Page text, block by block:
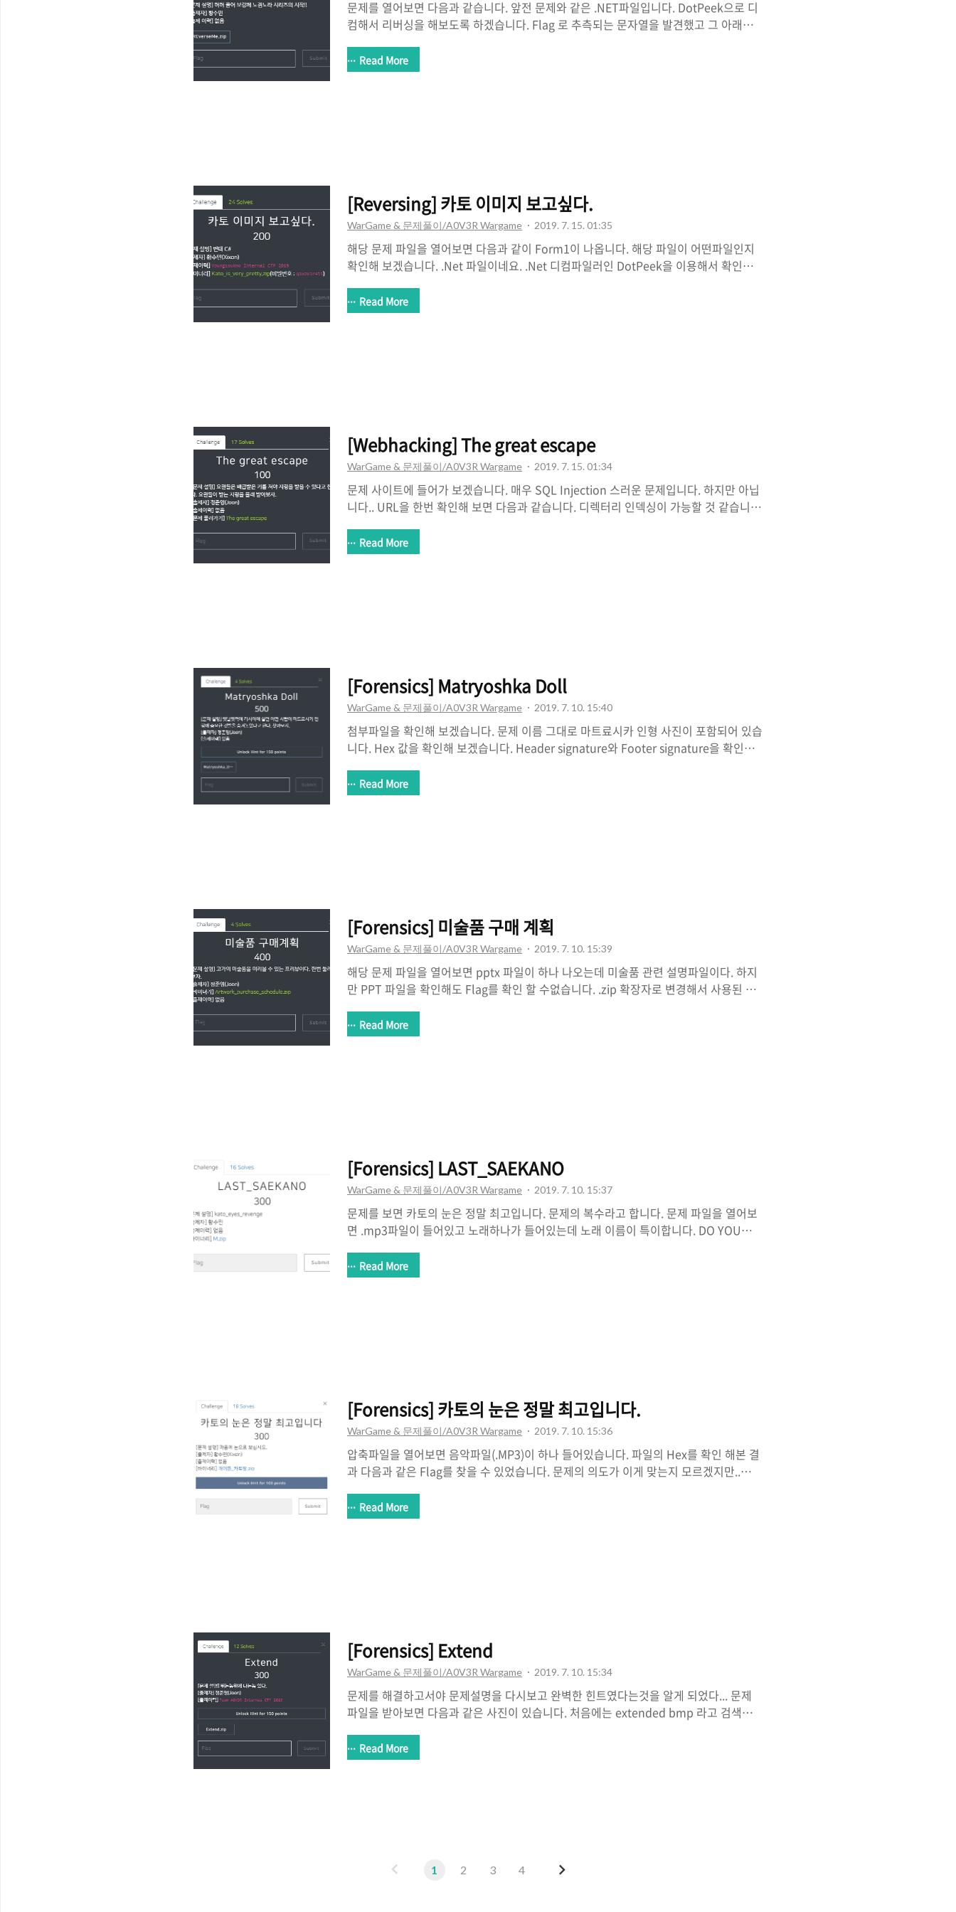
문제를 열어보면 다음과 같습니다. 앞전 문제와 같은 .NET파일입니다. DotPeek으로 디
컴해서 리버싱을 해보도록 하겠습니다. Flag 로 추측되는 문자열을 발견했고 그 아래에
보겠습니다. 간단하게 짜서 결과를 확인해 보면 Flag가 나옵니다.
Read More
[Reversing] 카토 이미지 보고싶다.
WarGame & 문제풀이/A0V3R Wargame 2019. 7. 15. 01:35
해당 문제 파일을 열어보면 다음과 같이 Form1이 나옵니다. 해당 파일이 어떤파일인지
확인해 보겠습니다. .Net 파일이네요. .Net 디컴파일러인 DotPeek을 이용해서 확인해
Read More
[Webhacking] The great escape
WarGame & 문제풀이/A0V3R Wargame 2019. 7. 15. 01:34
문제 사이트에 들어가 보겠습니다. 매우 SQL Injection 스러운 문제입니다. 하지만 아닙
니다.. URL을 한번 확인해 보면 다음과 같습니다. 디렉터리 인덱싱이 가능할 것 같습니
가서 위쪽 php 코드를 한번 확인해 보면 pass인 입력창에
WhenDoesNewGameGen.3Release...를 입력하면 Flag 가 출력되는 구조 입니다.
Read More
[Forensics] Matryoshka Doll
WarGame & 문제풀이/A0V3R Wargame 2019. 7. 10. 15:40
첨부파일을 확인해 보겠습니다. 문제 이름 그대로 마트료시카 인형 사진이 포함되어 있습
니다. Hex 값을 확인해 보겠습니다. Header signature와 Footer signature을 확인해
tEXt 영역이 포함되어 있습니다. tEXtSoftware APNG Assembler 2.91 이라고 적혀 있
습니다. tEXt는 영역을 힌트로 준것 같고, APNG Assembler로 만들었다고 되어있는것
Read More
[Forensics] 미술품 구매 계획
WarGame & 문제풀이/A0V3R Wargame 2019. 7. 10. 15:39
해당 문제 파일을 열어보면 pptx 파일이 하나 나오는데 미술품 관련 설명파일이다. 하지
만 PPT 파일을 확인해도 Flag를 확인 할 수없습니다. .zip 확장자로 변경해서 사용된 사
flag.xml 파일이 있었습니다. HxD로 한번 확인해 보면 다음과 같이 Flag가.. 있긴한데..
A0V3R{THIS IS NOT A FLAG}....... FLAG가 아니라고 합니다..ㅠ 다른 방법이 있을것이
Read More
[Forensics] LAST_SAEKANO
WarGame & 문제풀이/A0V3R Wargame 2019. 7. 10. 15:37
문제를 보면 카토의 눈은 정말 최고입니다. 문제의 복수라고 합니다. 문제 파일을 열어보
면 .mp3파일이 들어있고 노래하나가 들어있는데 노래 이름이 특이합니다. DO YOU
쓰여져 있습니다. 커버 사진은 Hex에 들어있기 때문에 한번 확인해 보겠습니다. 예상대
로 jpg 파일이 들어있습니다. foremost명령어를 이용해서 추출해 보겠습니다. 사진 왼
Read More
[Forensics] 카토의 눈은 정말 최고입니다.
WarGame & 문제풀이/A0V3R Wargame 2019. 7. 10. 15:36
압축파일을 열어보면 음악파일(.MP3)이 하나 들어있습니다. 파일의 Hex를 확인 해본 결
과 다음과 같은 Flag를 찾을 수 있었습니다. 문제의 의도가 이게 맞는지 모르겠지만..
Read More
[Forensics] Extend
WarGame & 문제풀이/A0V3R Wargame 2019. 7. 10. 15:34
문제를 해결하고서야 문제설명을 다시보고 완벽한 힌트였다는것을 알게 되었다... 문제
파일을 받아보면 다음과 같은 사진이 있습니다. 처음에는 extended bmp 라고 검색을
락?.. extend..? 설마 높이 조절하는 문제인가 라는 생각이 들었죠 파일 형식을 한번 확인
해 보겠습니다. 사진의 크기가 1280x570 입니다. 우리는 높이를 늘려야 하기 때문에 저
Read More
1 2 3 4
다